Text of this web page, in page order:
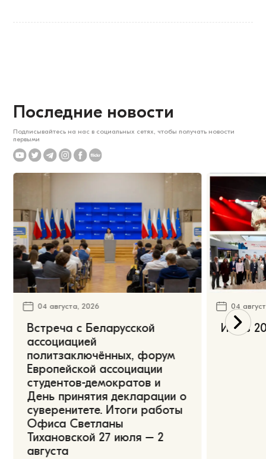
Последние новости
Подписывайтесь на нас в социальных сетях, чтобы получать новости
первыми
04 августа, 2026
Встреча с Беларусской
ассоциацией
политзаключённых, форум
Европейской ассоциации
студентов-демократов и
День принятия декларации о
суверенитете. Итоги работы
Офиса Светланы
Тихановской 27 июля – 2
августа
04
Июль